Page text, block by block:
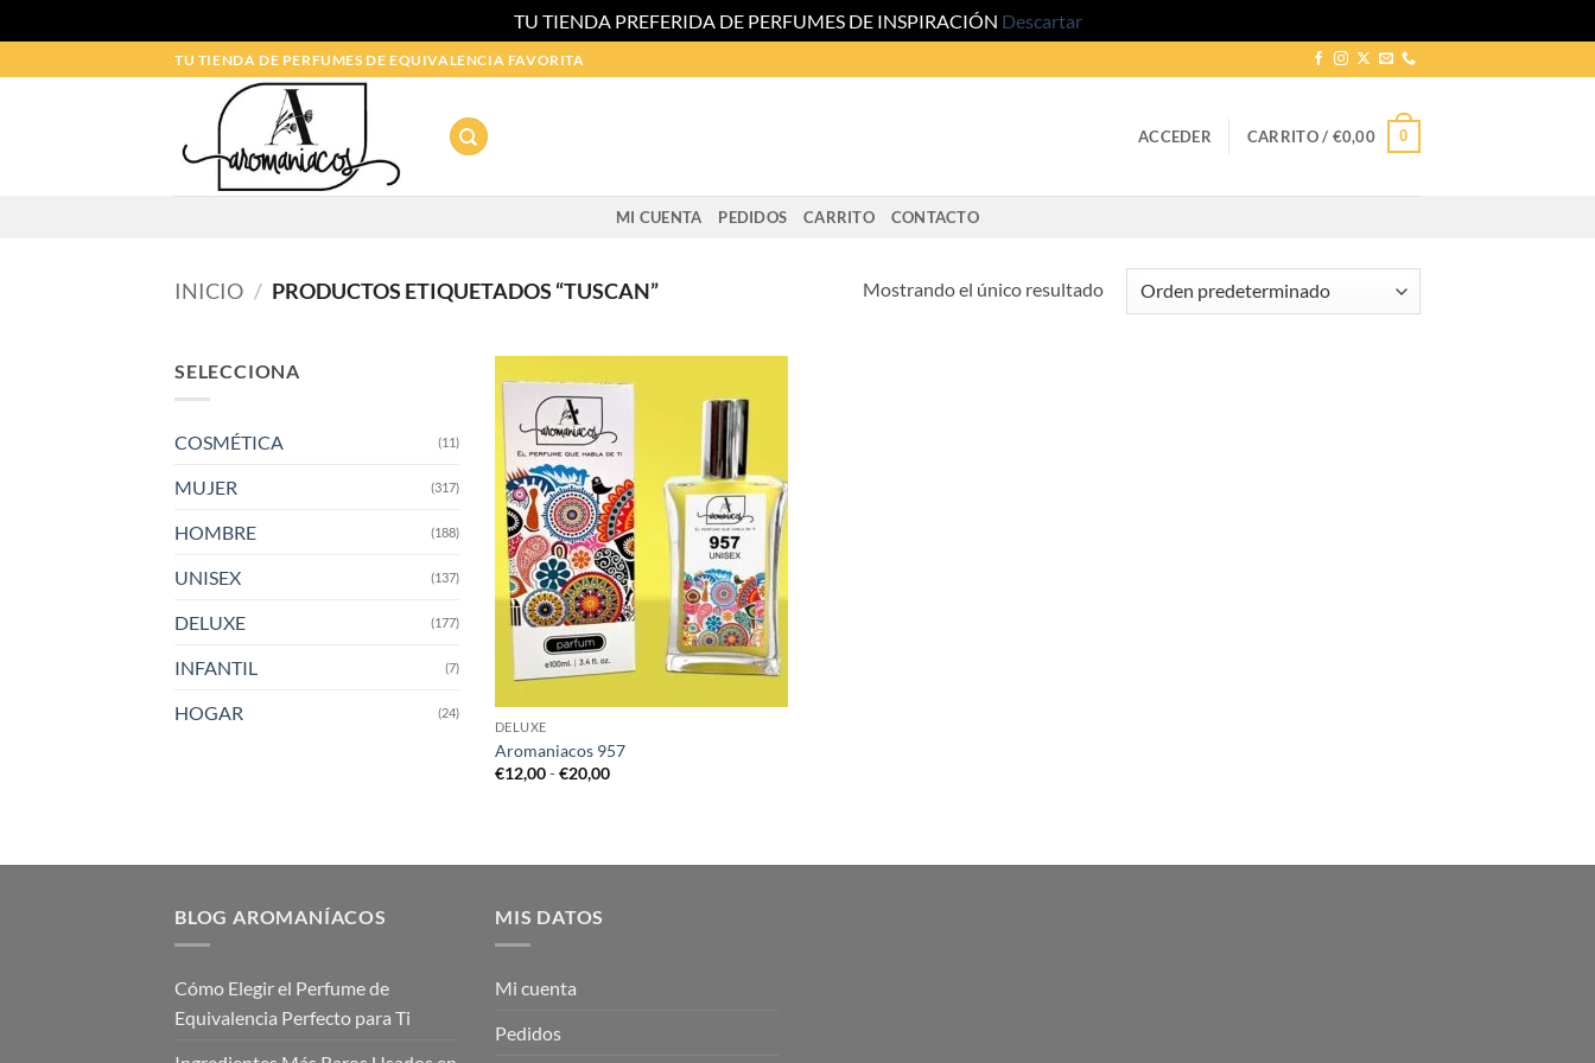
TU TIENDA PREFERIDA DE PERFUMES DE INSPIRACIÓN Descartar
al
TU TIENDA DE PERFUMES DE EQUIVALENCIA FAVORITA
ACCEDER CARRITO / €0,00 0
MI CUENTA PEDIDOS CARRITO CONTACTO
INICIO / PRODUCTOS ETIQUETADOS “TUSCAN” Mostrando el único resultado
SELECCIONA
COSMÉTICA (11)
MUJER (317)
HOMBRE (188)
UNISEX (137)
DELUXE (177)
INFANTIL (7)
HOGAR
(24)
DELUXE
Aromaniacos 957
€12,00-€20,00Rango
€20,00
BLOG AROMANÍACOS
Cómo Elegir el Perfume de
Equivalencia Perfecto para Ti
MIS DATOS
Mi cuenta
Pedidos